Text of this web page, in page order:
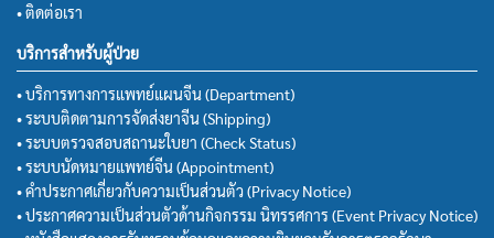
• ติดต่อเรา
บริการสำหรับผู้ป่วย
• บริการทางการแพทย์แผนจีน (Department)
• ระบบติดตามการจัดส่งยาจีน (Shipping)
• ระบบตรวจสอบสถานะใบยา (Check Status)
• ระบบนัดหมายแพทย์จีน (Appointment)
• คำประกาศเกี่ยวกับความเป็นส่วนตัว (Privacy Notice)
• ประกาศความเป็นส่วนตัวด้านกิจกรรม นิทรรศการ (Event Privacy Notice)